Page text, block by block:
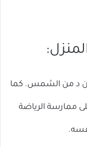
د من الشمس. كما
ممارسة الرياضة